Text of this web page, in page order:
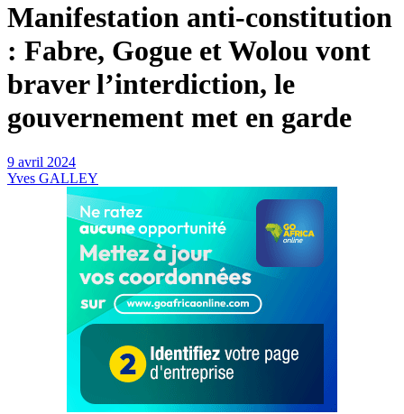
Manifestation anti-constitution
: Fabre, Gogue et Wolou vont
braver l’interdiction, le
gouvernement met en garde
9 avril 2024
Yves GALLEY